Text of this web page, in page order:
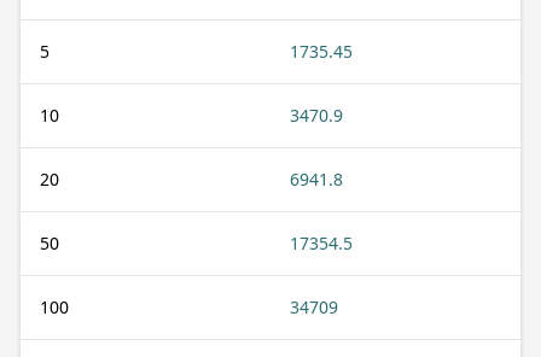
5 1735.45
10 3470.9
20 6941.8
50 17354.5
100 34709